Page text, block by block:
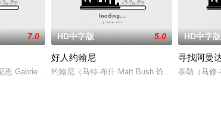
——为想要偷情者提供艳遇对象和打掩护。入行这么多年，
7.0
恩 Gabrielle Union 饰）的前夫是有名的嘻哈歌手杰基（查理·
HD中字版 5.0
好人约翰尼
约翰尼（马特·布什 Matt Bush 饰）同未婚妻克
HD中字版
寻找阿曼
泰勒（马修